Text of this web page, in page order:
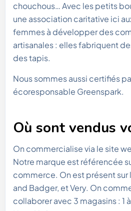
chouchous… Avec les petits
une association caritative ici
femmes à développer des
artisanales : elles fabriquent
des tapis.
Nous sommes aussi certifiés
écoresponsable Greenspark.
Où sont vendus
On commercialise via le site
Notre marque est référencée
commerce. On est présent
and Badger, et Very. On
collaborer avec 3 magasins : 1